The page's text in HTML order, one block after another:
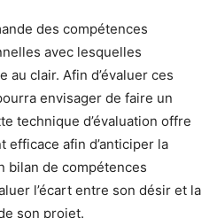
des compétences
avec lesquelles
au clair. Afin d’évaluer ces
envisager de faire un
technique d’évaluation offre
efficace afin d’anticiper la
bilan de compétences
l’écart entre son désir et la
son projet.